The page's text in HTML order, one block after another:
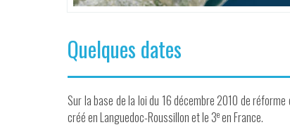
Quelques dates
Sur la base de la loi du 16 décembre 2010 de
créé en Languedoc-Roussillon et le 3een France.